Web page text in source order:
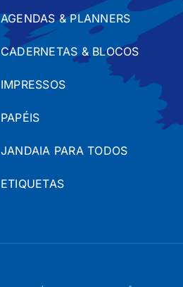
AGENDAS & PLANNERS
CADERNETAS & BLOCOS
IMPRESSOS
PAPÉIS
JANDAIA PARA TODOS
ETIQUETAS